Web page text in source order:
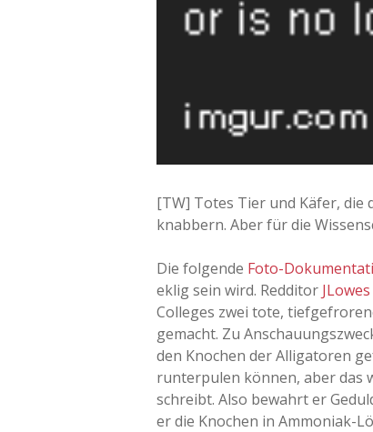
[TW] Totes Tier und Käfer, die
knabbern. Aber für die
Die folgende Foto-
eklig sein wird. Redditor JLowes
Colleges zwei tote,
gemacht. Zu
den Knochen der Alligatoren
runterpulen können, aber das
schreibt. Also bewahrt er
er die Knochen in Ammoniak-